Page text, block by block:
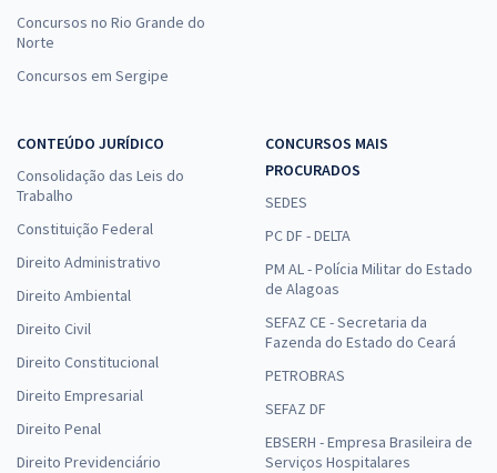
Concursos no Rio Grande do
Norte
Concursos em Sergipe
CONTEÚDO JURÍDICO
Consolidação das Leis do
Trabalho
Constituição Federal
Direito Administrativo
Direito Ambiental
Direito Civil
Direito Constitucional
Direito Empresarial
Direito Penal
Direito Previdenciário
CONCURSOS MAIS
PROCURADOS
SEDES
PC DF - DELTA
PM AL - Polícia Militar do Estado
de Alagoas
SEFAZ CE - Secretaria da
Fazenda do Estado do Ceará
PETROBRAS
SEFAZ DF
EBSERH - Empresa Brasileira de
Serviços Hospitalares